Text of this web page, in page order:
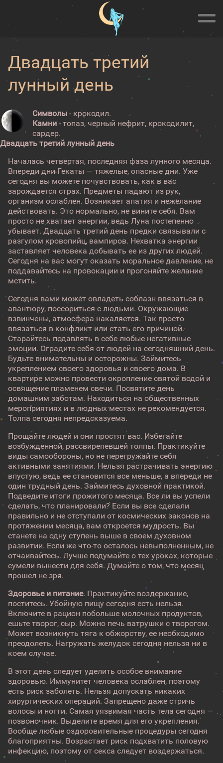
Двадцать третий
лунный день
Символы - крокодил.
Камни - топаз, черный нефрит, крокодилит,
сардер.
Двадцать третий лунный день
Началась четвертая, последняя фаза лунного месяца.
Впереди дни Гекаты — тяжелые, опасные дни. Уже
сегодня вы можете почувствовать, как в вас
зарождается страх. Предметы падают из рук,
организм ослаблен. Возникает апатия и нежелание
действовать. Это нормально, не вините себя. Вам
просто не хватает энергии, ведь Луна постепенно
убывает. Двадцать третий день предки связывали с
разгулом кровопийц, вампиров. Нехватка энергии
заставляет человека добывать ее из других людей.
Сегодня на вас могут оказать моральное давление, не
поддавайтесь на провокации и прогоняйте желание
мстить.
Сегодня вами может овладеть соблазн ввязаться в
авантюру, поссориться с людьми. Окружающие
взвинчены, атмосфера накаляется. Так просто
ввязаться в конфликт или стать его причиной.
Старайтесь подавлять в себе любые негативные
эмоции. Оградите себя от людей на сегодняшний день.
Будьте внимательны и осторожны. Займитесь
укреплением своего здоровья и своего дома. В
квартире можно провести окропление святой водой и
освящение пламенем свечи. Посвятите день
домашним заботам. Находиться на общественных
мероприятиях и в людных местах не рекомендуется.
Толпа сегодня непредсказуема.
Прощайте людей и они простят вас. Избегайте
возбужденной, рассвирепевшей толпы. Практикуйте
виды самообороны, но не перегружайте себя
активными занятиями. Нельзя растрачивать энергию
впустую, ведь ее становится все меньше, а впереди не
один трудный день. Займитесь духовной практикой.
Подведите итоги прожитого месяца. Все ли вы успели
сделать, что планировали? Если вы все сделали
правильно и не отступали от космических законов на
протяжении месяца, вам откроется мудрость. Вы
станете на одну ступень выше в своем духовном
развитии. Если же что-то осталось невыполненным, не
отчаивайтесь. Лучше подумайте о тех уроках, которые
сумели вынести для себя. Думайте о том, что месяц
прошел не зря.
Здоровье и питание. Практикуйте воздержание,
поститесь. Убойную пищу сегодня есть нельзя.
Включите в рацион побольше молочных продуктов,
ешьте творог, сыр. Можно печь ватрушки с творогом.
Может возникнуть тяга к обжорству, ее необходимо
преодолеть. Нагружать желудок сегодня нельзя ни в
коем случае.
В этот день следует уделить особое внимание
здоровью. Иммунитет человека ослаблен, поэтому
есть риск заболеть. Нельзя допускать никаких
хирургических операций. Запрещено даже стричь
волосы и ногти. Самая уязвимая часть тела сегодня —
позвоночник. Выделите время для его укрепления.
Вообще любые оздоровительные процедуры сегодня
благоприятны. Возрастает риск подхватить половую
инфекцию, поэтому от секса следует воздержаться.